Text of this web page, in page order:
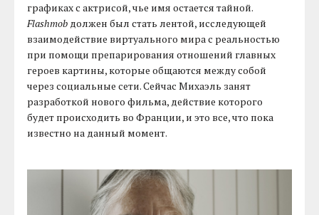
графиках с актрисой, чье имя остается тайной.
Flashmob должен был стать лентой, исследующей
взаимодействие виртуального мира с реальностью
при помощи препарирования отношений главных
героев картины, которые общаются между собой
через социальные сети. Сейчас Михаэль занят
разработкой нового фильма, действие которого
будет происходить во Франции, и это все, что пока
известно на данный момент.